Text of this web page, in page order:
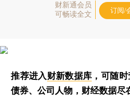
财新通会员
可畅读全文
订阅/
推荐进入财新数据库 ，可随
债券、公司人物，财经数据尽